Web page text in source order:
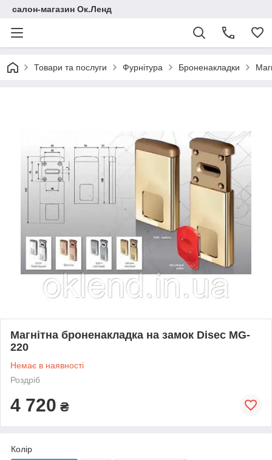
салон-магазин Ок.Ленд
Товари та послуги Фурнітура Броненакладки
Магнітна броненакладка на замок Disec MG-
220
Немає в наявності
Роздріб
4 720 ₴
Колір